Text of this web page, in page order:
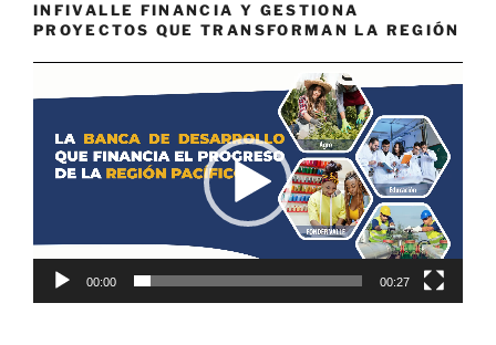
INFIVALLE FINANCIA Y GESTIONA
PROYECTOS QUE TRANSFORMAN LA REGIÓN
de
00:00 00:27